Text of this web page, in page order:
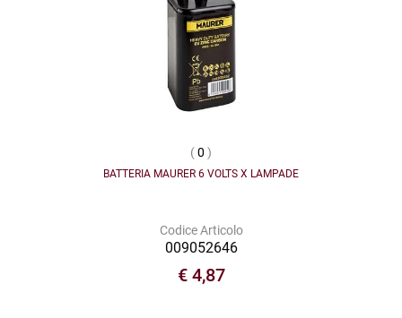
(0 )
BATTERIA MAURER 6 VOLTS X LAMPADE
Codice Articolo
009052646
€ 4,87